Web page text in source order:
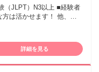
（JLPT）N3以上 ■経験者
は活かせます！ 他、長
フリーター歓迎 スキルア
副業・Wワーク歓迎、新
詳細を見る